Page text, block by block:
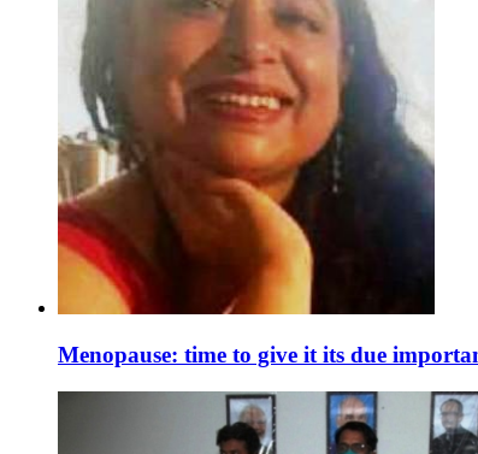
Menopause: time to give it its due